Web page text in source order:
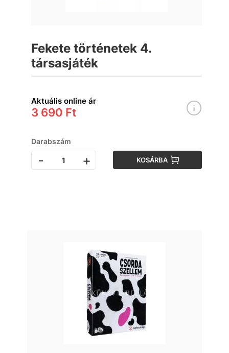
Fekete történetek 4.
társasjáték
Aktuális online ár
3 690 Ft
Darabszám
- + KOSÁRBA